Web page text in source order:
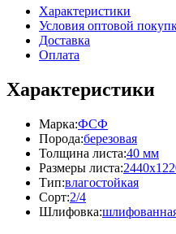
Характеристики
Условия оптовой
Доставка
Оплата
Характеристики
Марка:ФСФ
Порода:березовая
Толщина листа:40 мм
Размеры листа:
Тип:влагостойкая
Сорт:2/4
Шлифовка: